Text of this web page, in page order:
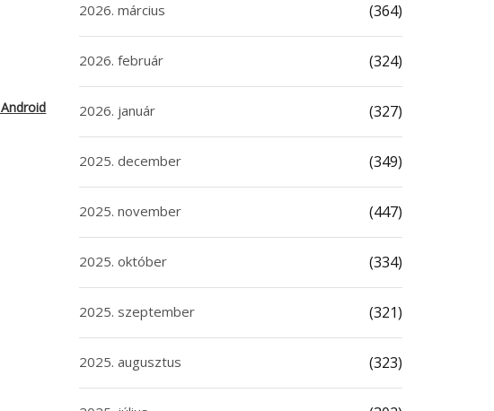
Android
2026. március (364)
2026. február (324)
2026. január (327)
2025. december (349)
2025. november (447)
2025. október (334)
2025. szeptember (321)
2025. augusztus (323)